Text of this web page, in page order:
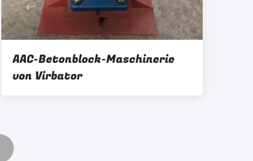
AAC-Betonblock-Maschinerie
von Virbator